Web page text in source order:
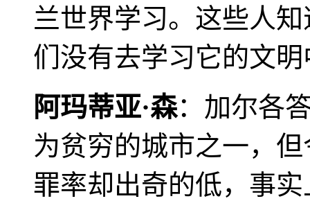
兰世界学习。这些人
们没有去学习它的文
阿玛蒂亚·森：加尔各
为贫穷的城市之一，
罪率却出奇的低，事